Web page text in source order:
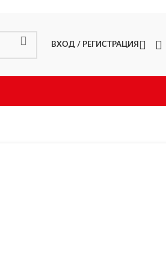
ВХОД / РЕГИСТРАЦИЯ